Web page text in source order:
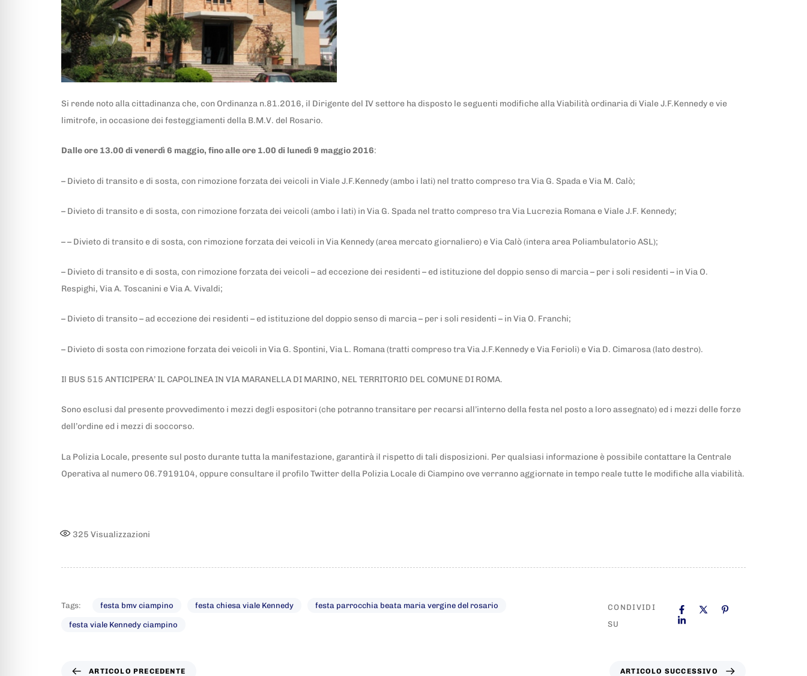
Si rende noto alla cittadinanza che, con Ordinanza n.81.2016, il Dirigente del IV settore ha disposto le seguenti modifiche alla Viabilità ordinaria di Viale J.F.Kennedy e vie
limitrofe, in occasione dei festeggiamenti della B.M.V. del Rosario.
Dalle ore 13.00 di venerdì 6 maggio, fino alle ore 1.00 di lunedì 9 maggio 2016:
– Divieto di transito e di sosta, con rimozione forzata dei veicoli in Viale J.F.Kennedy (ambo i lati) nel tratto compreso tra Via G. Spada e Via M. Calò;
– Divieto di transito e di sosta, con rimozione forzata dei veicoli (ambo i lati) in Via G. Spada nel tratto compreso tra Via Lucrezia Romana e Viale J.F. Kennedy;
– – Divieto di transito e di sosta, con rimozione forzata dei veicoli in Via Kennedy (area mercato giornaliero) e Via Calò (intera area Poliambulatorio ASL);
– Divieto di transito e di sosta, con rimozione forzata dei veicoli – ad eccezione dei residenti – ed istituzione del doppio senso di marcia – per i soli residenti – in Via O.
Respighi, Via A. Toscanini e Via A. Vivaldi;
– Divieto di transito – ad eccezione dei residenti – ed istituzione del doppio senso di marcia – per i soli residenti – in Via O. Franchi;
– Divieto di sosta con rimozione forzata dei veicoli in Via G. Spontini, Via L. Romana (tratti compreso tra Via J.F.Kennedy e Via Ferioli) e Via D. Cimarosa (lato destro).
Il BUS 515 ANTICIPERA’ IL CAPOLINEA IN VIA MARANELLA DI MARINO, NEL TERRITORIO DEL COMUNE DI ROMA.
Sono esclusi dal presente provvedimento i mezzi degli espositori (che potranno transitare per recarsi all’interno della festa nel posto a loro assegnato) ed i mezzi delle forze
dell’ordine ed i mezzi di soccorso.
La Polizia Locale, presente sul posto durante tutta la manifestazione, garantirà il rispetto di tali disposizioni. Per qualsiasi informazione è possibile contattare la Centrale
Operativa al numero 06.7919104, oppure consultare il profilo Twitter della Polizia Locale di Ciampino ove verranno aggiornate in tempo reale tutte le modifiche alla viabilità.
325 Visualizzazioni
Tags: festa bmv ciampino festa chiesa viale Kennedy festa parrocchia beata maria vergine del rosario
festa viale Kennedy ciampino
CONDIVIDI
SU
ARTICOLO PRECEDENTE ARTICOLO SUCCESSIVO